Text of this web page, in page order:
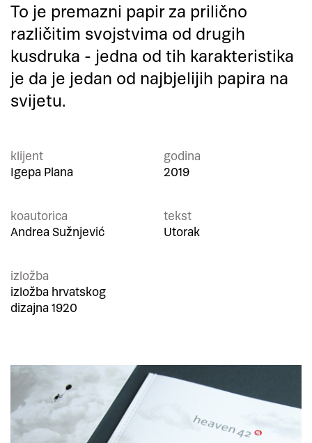
To je premazni papir za prilično
različitim svojstvima od drugih
kusdruka - jedna od tih karakteristika
je da je jedan od najbjelijih papira na
svijetu.
klijent
Igepa Plana
godina
2019
koautorica
Andrea Sužnjević
tekst
Utorak
izložba
izložba hrvatskog
dizajna 1920